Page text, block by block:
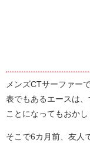
メンズCTサーファー
表でもあるエースは
ことになってもおかし
そこで6カ月前、友人